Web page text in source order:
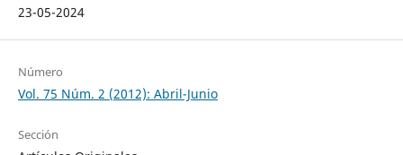
23-05-2024
Número
Vol. 75 Núm. 2 (2012): Abril-Junio
Sección